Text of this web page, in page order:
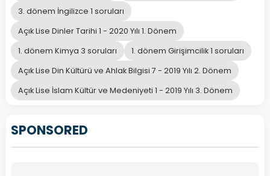
Proust
B
Antonie
Lavoisier
John
3. dönem İngilizce 1 soruları
Açık Lise Dinler Tarihi 1 - 2020 Yılı 1. Dönem
1. dönem Kimya 3 soruları
1. dönem Girişimcilik 1 soruları
Açık Lise Din Kültürü ve Ahlak Bilgisi 7 - 2019 Yılı 2. Dönem
Açık Lise İslam Kültür ve Medeniyeti 1 - 2019 Yılı 3. Dönem
SPONSORED